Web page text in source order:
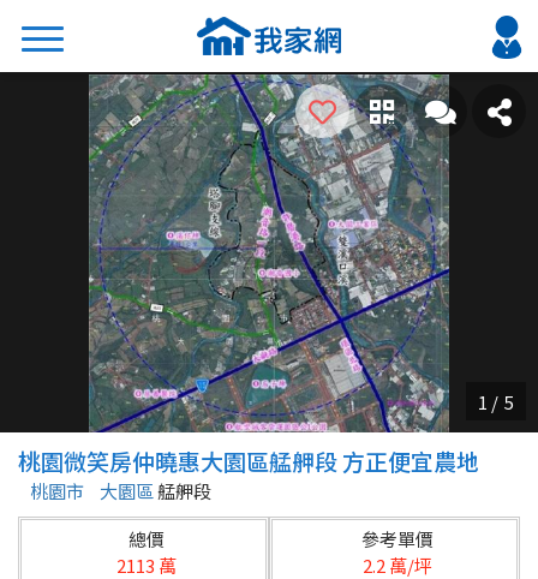
搜尋
熱門關鍵字
2026 台北降價好屋限量釋出
2026 新北降價好屋限量釋出
2026 台中降價好屋限量釋出
2026 台南降價好屋限量釋出
2026 高雄降價好屋限量釋出
縣市
不限
台北市
區域
桃園微笑房仲曉惠大園區艋舺段 方正便宜農地
桃園市 大園區艋舺段
總價
2113 萬
參考單價
2.2 萬/坪